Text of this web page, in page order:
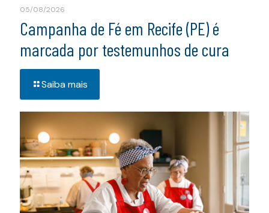
05/08/2026
Campanha de Fé em Recife (PE) é
marcada por testemunhos de cura
Saiba mais